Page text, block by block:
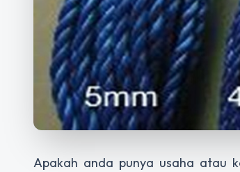
Apakah anda punya usaha atau